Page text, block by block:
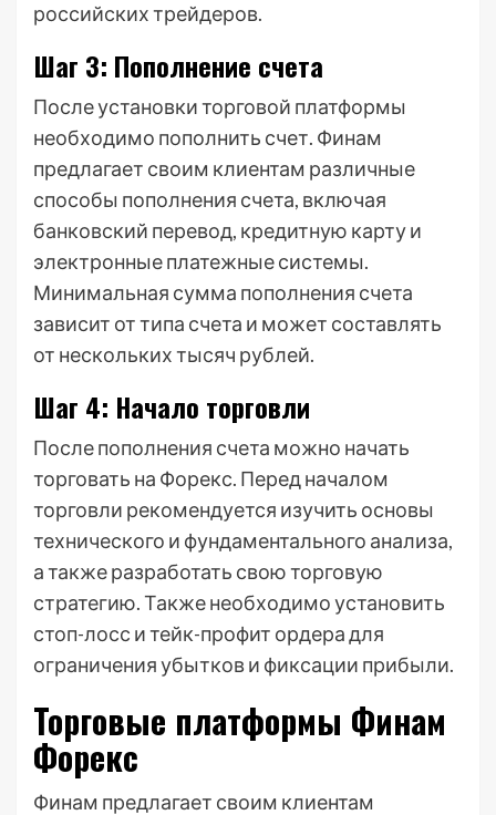
российских трейдеров.
Шаг 3: Пополнение счета
После установки торговой платформы
необходимо пополнить счет. Финам
предлагает своим клиентам различные
способы пополнения счета, включая
банковский перевод, кредитную карту и
электронные платежные системы.
Минимальная сумма пополнения счета
зависит от типа счета и может составлять
от нескольких тысяч рублей.
Шаг 4: Начало торговли
После пополнения счета можно начать
торговать на Форекс. Перед началом
торговли рекомендуется изучить основы
технического и фундаментального анализа,
а также разработать свою торговую
стратегию. Также необходимо установить
стоп-лосс и тейк-профит ордера для
ограничения убытков и фиксации прибыли.
Торговые платформы Финам
Форекс
Финам предлагает своим клиентам